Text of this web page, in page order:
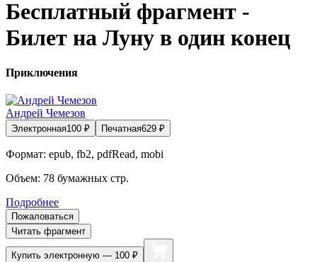
Бесплатный фрагмент -
Билет на Луну в один конец
Приключения
Андрей Чемезов
Электронная100 ₽ Печатная629 ₽
Формат: epub, fb2, pdfRead, mobi
Объем: 78 бумажных стр.
Подробнее
Пожаловаться
Читать фрагмент
Купить электронную — 100 ₽